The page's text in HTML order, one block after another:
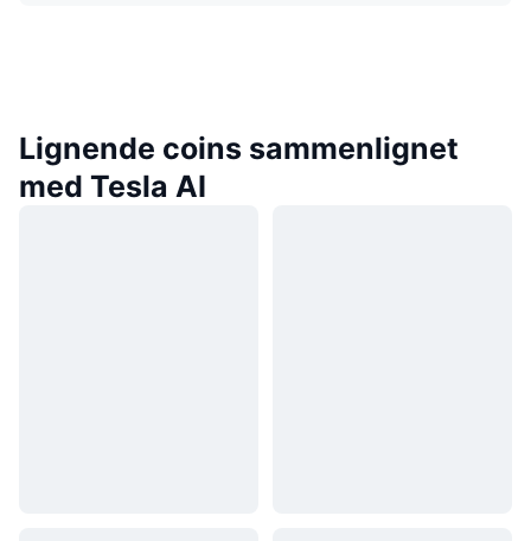
Lignende coins sammenlignet
med Tesla AI